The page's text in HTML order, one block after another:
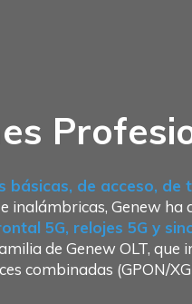
básicas, de acceso, de
inalámbricas, Genew ha
5G, relojes 5G y
de Genew OLT,
combinadas (GPON/